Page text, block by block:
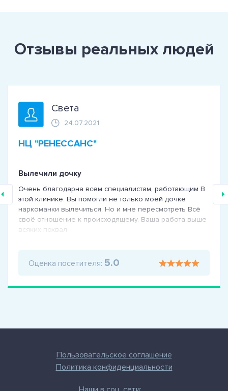
Отзывы реальных людей
Света
24.07.2021
НЦ "РЕНЕССАНС"
Вылечили дочку
Очень благодарна всем специалистам, работающим В
этой клинике. Вы помогли не только моей дочке
наркоманки вылечиться, Но и мне пересмотреть Всё
своё отношение к происходящему. Ваша работа выше
всяких похвал
Оценка посетителя: 5.0
Пользовательское соглашение
Политика конфиденциальности